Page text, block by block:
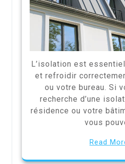
L’isolation est
et refroidir
ou votre bureau. Si
recherche d’une
résidence ou votre
vous
Read